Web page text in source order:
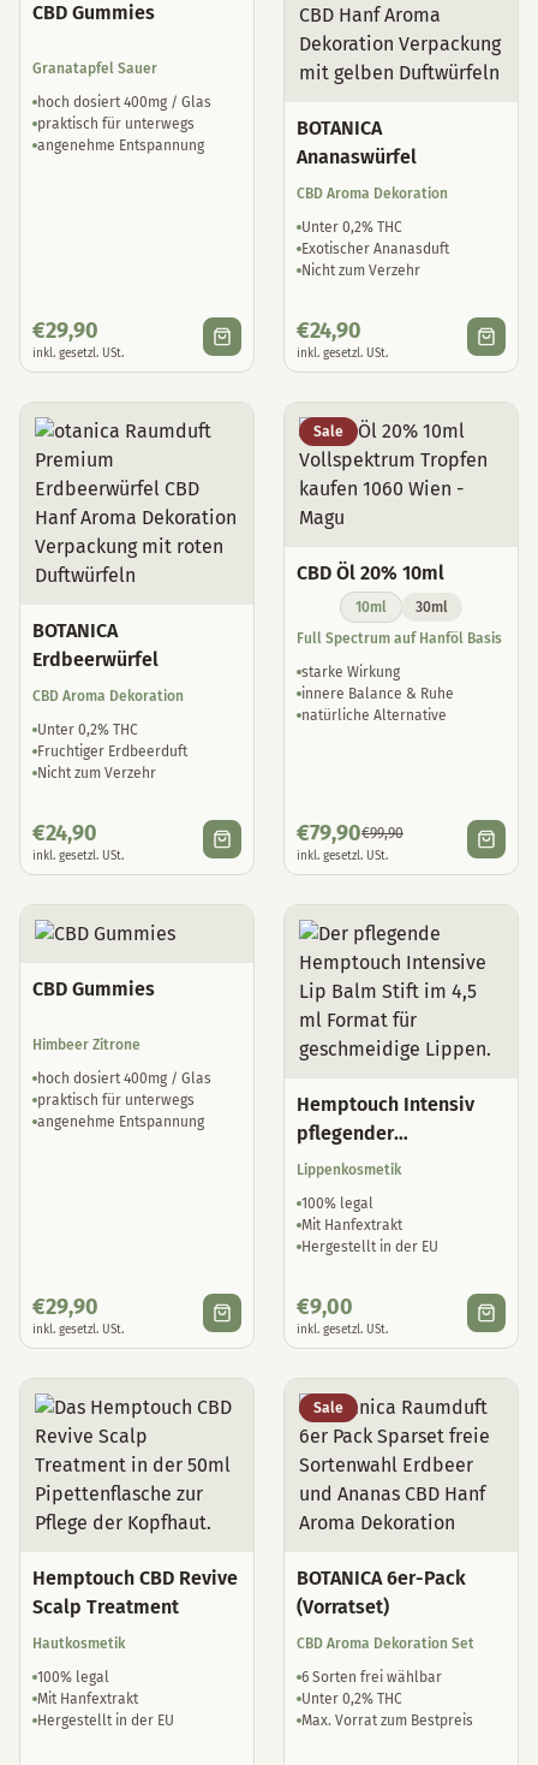
CBD Gummies
Granatapfel Sauer
hoch dosiert 400mg / Glas
praktisch für unterwegs
angenehme Entspannung
€29,90
inkl. gesetzl. USt.
BOTANICA
Ananaswürfel
CBD Aroma Dekoration
Unter 0,2% THC
Exotischer Ananasduft
Nicht zum Verzehr
€24,90
inkl. gesetzl. USt.
BOTANICA
Erdbeerwürfel
CBD Aroma Dekoration
Unter 0,2% THC
Fruchtiger Erdbeerduft
Nicht zum Verzehr
€24,90
inkl. gesetzl. USt.
Sale
CBD Öl 20% 10ml
10ml
30ml
Full Spectrum auf Hanföl Basis
starke Wirkung
innere Balance & Ruhe
natürliche Alternative
€79,90€99,90
inkl. gesetzl. USt.
CBD Gummies
Himbeer Zitrone
hoch dosiert 400mg / Glas
praktisch für unterwegs
angenehme Entspannung
€29,90
inkl. gesetzl. USt.
Hemptouch Intensiv
pflegender
Lippenbalsam
Lippenkosmetik
100% legal
Mit Hanfextrakt
Hergestellt in der EU
€9,00
inkl. gesetzl. USt.
Hemptouch CBD Revive
Scalp Treatment
Hautkosmetik
100% legal
Mit Hanfextrakt
Hergestellt in der EU
Sale
BOTANICA 6er-Pack
(Vorratset)
CBD Aroma Dekoration Set
6 Sorten frei wählbar
Unter 0,2% THC
Max. Vorrat zum Bestpreis